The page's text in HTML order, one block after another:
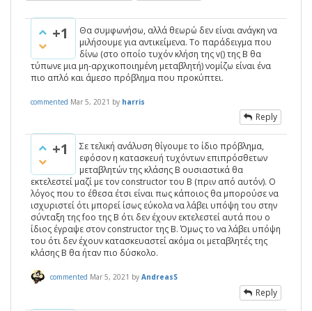
+1
Θα συμφωνήσω, αλλά θεωρώ δεν είναι ανάγκη να
μιλήσουμε για αντικείμενα. Το παράδειγμα που
δίνω (στο οποίο τυχόν κλήση της v() της Β θα
τύπωνε μια μη-αρχικοποιημένη μεταβλητή) νομίζω είναι ένα
πιο απλό και άμεσο πρόβλημα που προκύπτει.
commented Mar 5, 2021 by harris
Reply
+1
Σε τελική ανάλυση θίγουμε το ίδιο πρόβλημα,
εφόσον η κατασκευή τυχόντων επιπρόσθετων
μεταβλητών της κλάσης Β ουσιαστικά θα
εκτελεστεί μαζί με τον constructor του Β (πριν από αυτόν). Ο
λόγος που το έθεσα έτσι είναι πως κάποιος θα μπορούσε να
ισχυριστεί ότι μπορεί ίσως εύκολα να λάβει υπόψη του στην
σύνταξη της foo της Β ότι δεν έχουν εκτελεστεί αυτά που ο
ίδιος έγραψε στον constructor της Β. Όμως το να λάβει υπόψη
του ότι δεν έχουν κατασκευαστεί ακόμα οι μεταβλητές της
κλάσης Β θα ήταν πιο δύσκολο.
commented Mar 5, 2021 by AndreasS
Reply